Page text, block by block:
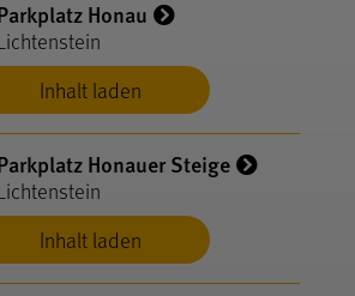
Inhalt laden
Honau
Inhalt laden
Honauer Steige